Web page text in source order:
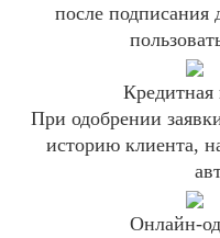
после подписания
Кредитная
При одобрении
историю клиента,
Онлайн-